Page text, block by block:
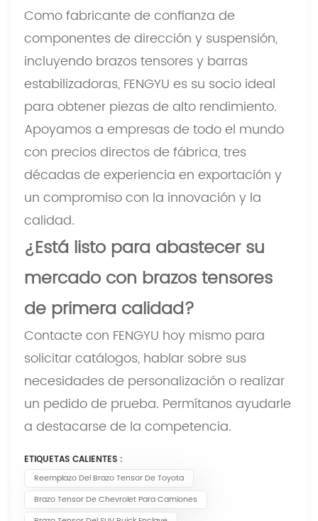
Como fabricante de confianza de
componentes de dirección y suspensión,
incluyendo brazos tensores y barras
estabilizadoras, FENGYU es su socio ideal
para obtener piezas de alto rendimiento.
Apoyamos a empresas de todo el mundo
con precios directos de fábrica, tres
décadas de experiencia en exportación y
un compromiso con la innovación y la
calidad.
¿Está listo para abastecer su
mercado con brazos tensores
de primera calidad?
Contacte con FENGYU hoy mismo para
solicitar catálogos, hablar sobre sus
necesidades de personalización o realizar
un pedido de prueba. Permítanos ayudarle
a destacarse de la competencia.
ETIQUETAS CALIENTES :
Reemplazo Del Brazo Tensor De Toyota
Brazo Tensor De Chevrolet Para Camiones